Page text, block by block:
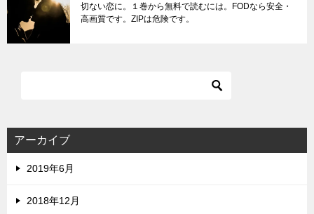
切ない恋に。１巻から無料で読むには。FODなら安全・
高画質です。ZIPは危険です。
アーカイブ
2019年6月
2018年12月